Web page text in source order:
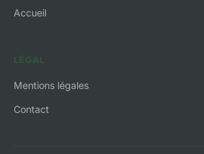
Accueil
LÉGAL
Mentions légales
Contact